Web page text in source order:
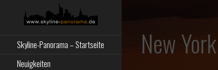
SKYLINE-
PANORAMA.DE
Skyline-Panorama – Startseite
Neuigkeiten
New